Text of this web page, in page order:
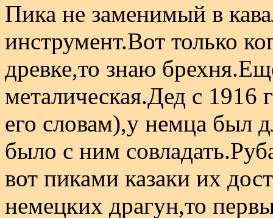
Пика не заменимый в
инструмент.Вот только
древке,то знаю
металическая.Дед с
его словам),у немца был
было с ним
вот пиками казаки их
немецких драгун,то